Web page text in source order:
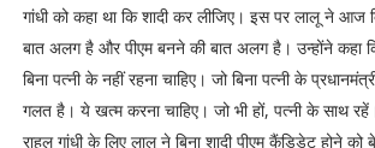
गांधी को कहा था कि शादी कर लीजिए। इस पर लालू ने आज
बात अलग है और पीएम बनने की बात अलग है। उन्होंने कहा
बिना पत्नी के नहीं रहना चाहिए। जो बिना पत्नी के
गलत है। ये खत्म करना चाहिए। जो भी हों, पत्नी के साथ
राहुल गांधी के लिए लालू ने बिना शादी पीएम कैंडिडेट होने को